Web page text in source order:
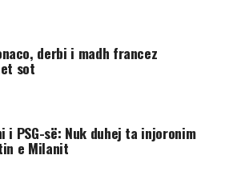
derbi i madh francez
sot
i PSG-së: Nuk duhej ta injoronim
e Milanit